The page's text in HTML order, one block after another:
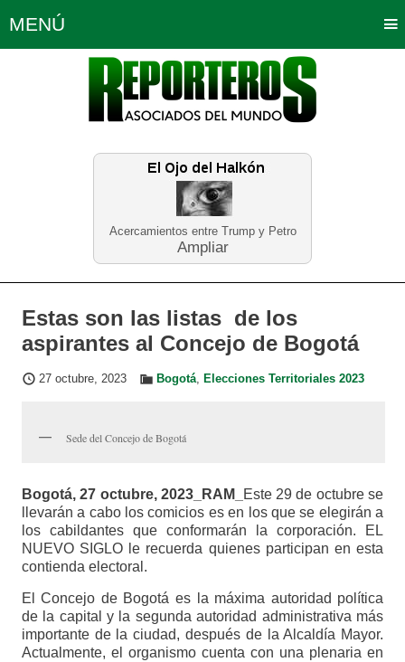
Acercamientos entre Trump y Petro
Ampliar
MENÚ
Política Opinión Bogotá
Planeta Tierra Deportes
Educación Neira
Estas son las listas de los
aspirantes al Concejo de Bogotá
27 octubre, 2023 Bogotá, Elecciones Territoriales 2023
Sede del Concejo de Bogotá
Bogotá, 27 octubre, 2023_RAM_
Este 29 de octubre se
llevarán a cabo los comicios es en los que se elegirán a
los cabildantes que conformarán la corporación. EL
NUEVO SIGLO le recuerda quienes participan en esta
contienda electoral.
El Concejo de Bogotá es la máxima autoridad política
de la capital y la segunda autoridad administrativa más
importante de la ciudad, después de la Alcaldía Mayor.
Actualmente, el organismo cuenta con una plenaria en